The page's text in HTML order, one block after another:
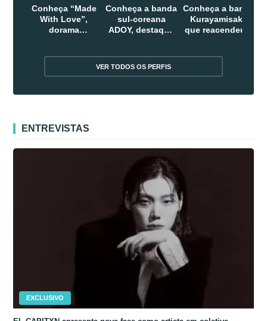
Conheça “Made
With Love”,
dorama
Conheça a banda
sul-coreana
ADOY, destaque
Conheça a banda
Kurayamisaka
que reacendeu o
VER TODOS OS PERFIS
ENTREVISTAS
EXCLUSIVO